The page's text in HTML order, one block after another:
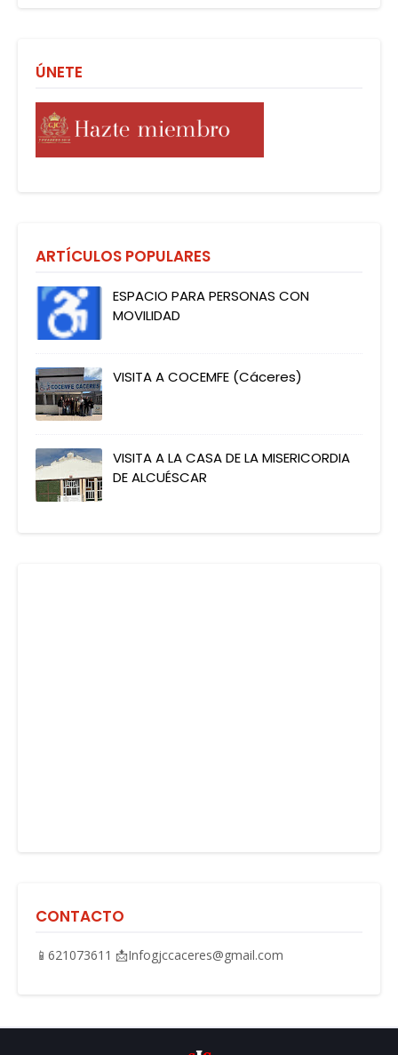
ÚNETE
ARTÍCULOS POPULARES
ESPACIO PARA PERSONAS CON
MOVILIDAD
VISITA A COCEMFE (Cáceres)
VISITA A LA CASA DE LA MISERICORDIA
DE ALCUÉSCAR
CONTACTO
📱621073611 📩Infogjccaceres@gmail.com